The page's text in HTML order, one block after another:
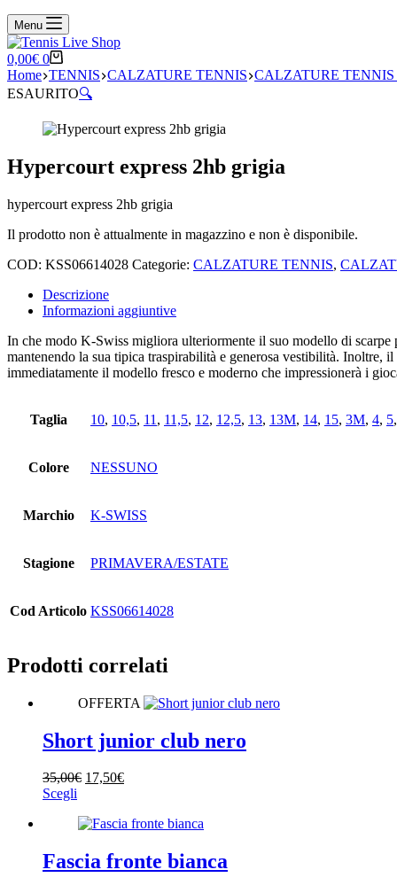
Menu
Carrello
0,00€ 0
Home TENNIS CALZATURE TENNIS CALZATURE TENNIS
ESAURITO🔍
Hypercourt express 2hb grigia
hypercourt express 2hb grigia
Il prodotto non è attualmente in magazzino e non è disponibile.
COD: KSS06614028 Categorie: CALZATURE TENNIS,
Descrizione
Informazioni aggiuntive
In che modo K-Swiss migliora ulteriormente il suo modello di
mantenendo la sua tipica traspirabilità e generosa vestibilità.
immediatamente il modello fresco e moderno che impressionerà i
Taglia 10, 10,5, 11 , 11,5, 12, 12,5, 13, 13M, 14, 15, 3M, 4, 5,
Colore NESSUNO
Marchio K-SWISS
Stagione PRIMAVERA/ESTATE
Cod Articolo KSS06614028
Prodotti correlati
OFFERTA
Short junior club nero
35,00€ Il
era:
17,50€Il
è:
Scegli
ha
varianti.
Le
Fascia fronte bianca